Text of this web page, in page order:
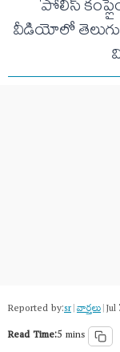
'పోలీస్
వీడియోలో తెలుగు,
Reported by:sr|వార్త‌లు|
Read Time:5 mins